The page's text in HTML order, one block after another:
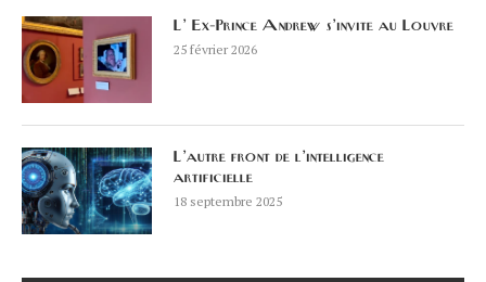
L’ Ex-Prince Andrew s’invite au Louvre
25 février 2026
L’autre front de l’intelligence
artificielle
18 septembre 2025